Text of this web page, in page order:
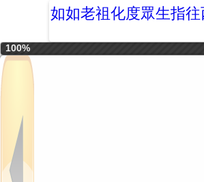
如如老祖化度眾生指
100%